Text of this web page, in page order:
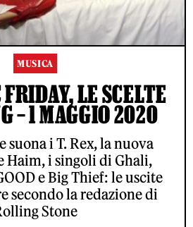
MUSICA
LE SCELTE
– 1 MAGGIO 2020
suona i T. Rex, la nuova
Haim, i singoli di Ghali,
e Big Thief: le uscite
secondo la redazione di
Stone